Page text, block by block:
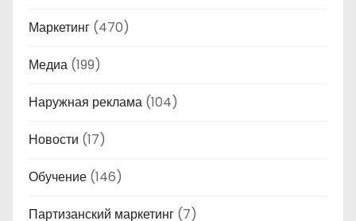
Маркетинг (470)
Медиа (199)
Наружная реклама (104)
Новости (17)
Обучение (146)
Партизанский маркетинг (7)